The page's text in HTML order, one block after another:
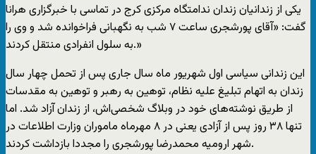
یکی از زندانیان زندان ندامتگاه مرکزی کرج در تماسی با خبرگزاری هرانا
گفت: «آقای پورشجری ساعت ۷ شب به نگهبانی فراخوانده شد و وی را
به سلول انفرادی منتقل کردند.»
این زندانی سیاسی اول شهریور ماه سال جاری پس از تحمل چهار سال
زندان به اتهام تبلیغ علیه نظام، توهین به رهبر و توهین به مقدسات
از طریق نوشته‌های خود در وبلاگ شخصی‌اش، از زندان آزاد شد. اما
تنها ۳۸ روز پس از آزادی یعنی در ۸ مهرماه ماموران وزارت اطلاعات در
شهر ارومیه محمدرضا پورشجری را مجددا بازداشت کردند.